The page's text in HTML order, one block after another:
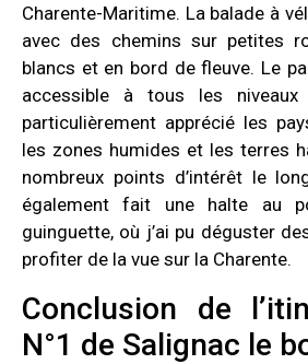
Charente-Maritime. La balade à
avec des chemins sur petites
blancs et en bord de fleuve. Le
accessible à tous les niveaux
particulièrement apprécié les
les zones humides et les terres
nombreux points d’intérêt le
également fait une halte au
guinguette, où j’ai pu déguster
profiter de la vue sur la Charente.
Conclusion de
N°1 de Salignac le